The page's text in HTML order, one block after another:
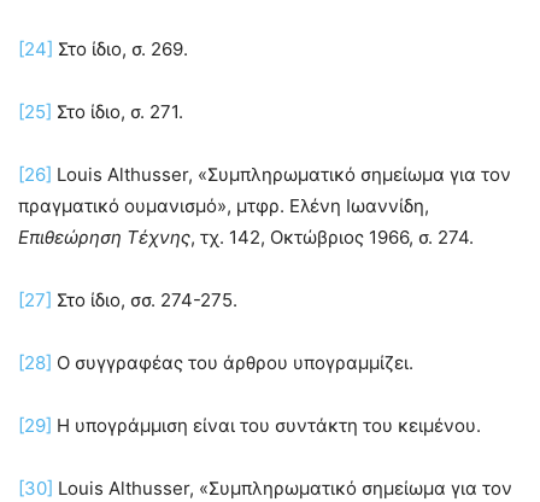
[24] Στο ίδιο, σ. 269.
[25] Στο ίδιο, σ. 271.
[26] Louis Althusser, «Συμπληρωματικό σημείωμα για τον
πραγματικό ουμανισμό», μτφρ. Ελένη Ιωαννίδη,
Επιθεώρηση Τέχνης, τχ. 142, Οκτώβριος 1966, σ. 274.
[27] Στο ίδιο, σσ. 274-275.
[28] Ο συγγραφέας του άρθρου υπογραμμίζει.
[29] Η υπογράμμιση είναι του συντάκτη του κειμένου.
[30] Louis Althusser, «Συμπληρωματικό σημείωμα για τον